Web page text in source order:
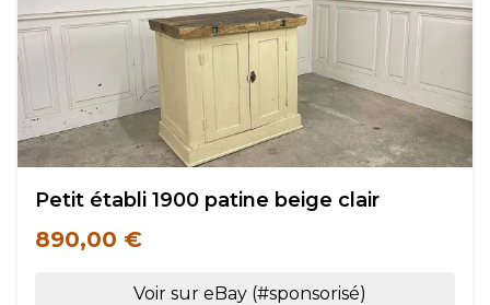
Petit établi 1900 patine beige clair
890,00 €
Voir sur eBay (#sponsorisé)